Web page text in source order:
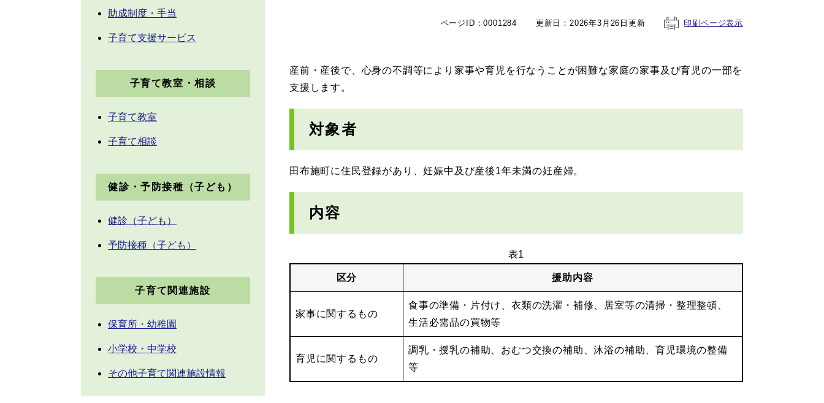
ページID：0001284 更新日：2026年3月26日更新 印刷ページ表示
産前・産後で、心身の不調等により家事や育児を行なうことが困難な家庭の家事及び育児の一部を
支援します。
対象者
田布施町に住民登録があり、妊娠中及び産後1年未満の妊産婦。
内容
表1
区分 援助内容
家事に関するもの
食事の準備・片付け、衣類の洗濯・補修、居室等の清掃・整理整頓、
生活必需品の買物等
育児に関するもの
調乳・授乳の補助、おむつ交換の補助、沐浴の補助、育児環境の整備
等
助成制度・手当
子育て支援サービス
子育て教室・相談
子育て教室
子育て相談
健診・予防接種（子ども）
健診（子ども）
予防接種（子ども）
子育て関連施設
保育所・幼稚園
小学校・中学校
その他子育て関連施設情報